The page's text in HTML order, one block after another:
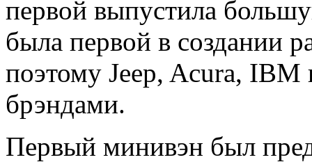
первой выпустила
была первой в создании
поэтому Jeep, Acura,
брэндами.
Первый минивэн был